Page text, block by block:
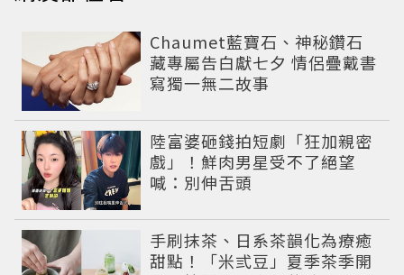
Chaumet藍寶石、神秘鑽石
藏專屬告白獻七夕 情侶疊戴書
寫獨一無二故事
陸富婆砸錢拍短劇「狂加親密
戲」！鮮肉男星受不了絕望
喊：別伸舌頭
手刷抹茶、日系茶韻化為療癒
甜點！「米弎豆」夏季茶季開